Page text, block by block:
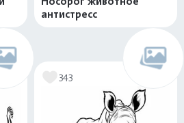
антистресс
343